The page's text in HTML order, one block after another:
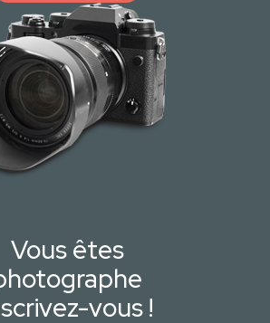
Vous êtes
vous !